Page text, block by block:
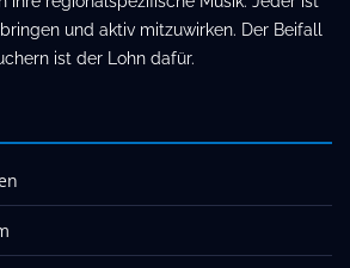
und aktiv mitzuwirken. Der Beifall
ist der Lohn dafür.